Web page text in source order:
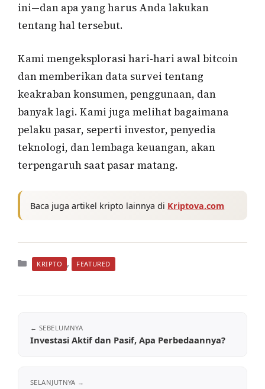
ini—dan apa yang harus Anda lakukan
tentang hal tersebut.
Kami mengeksplorasi hari-hari awal bitcoin
dan memberikan data survei tentang
keakraban konsumen, penggunaan, dan
banyak lagi. Kami juga melihat bagaimana
pelaku pasar, seperti investor, penyedia
teknologi, dan lembaga keuangan, akan
terpengaruh saat pasar matang.
Baca juga artikel kripto lainnya di Kriptova.com
Kategori
KRIPTO , FEATURED
Investasi Aktif dan Pasif, Apa Perbedaannya?